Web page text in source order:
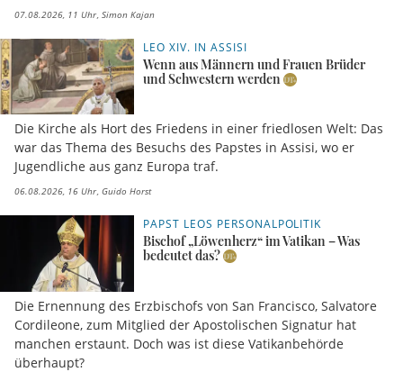
07.08.2026, 11 Uhr Simon Kajan
LEO XIV. IN ASSISI
Wenn aus Männern und Frauen Brüder
und Schwestern werden
Die Kirche als Hort des Friedens in einer friedlosen Welt: Das
war das Thema des Besuchs des Papstes in Assisi, wo er
Jugendliche aus ganz Europa traf.
06.08.2026, 16 Uhr Guido Horst
PAPST LEOS PERSONALPOLITIK
Bischof „Löwenherz“ im Vatikan – Was
bedeutet das?
Die Ernennung des Erzbischofs von San Francisco, Salvatore
Cordileone, zum Mitglied der Apostolischen Signatur hat
manchen erstaunt. Doch was ist diese Vatikanbehörde
überhaupt?